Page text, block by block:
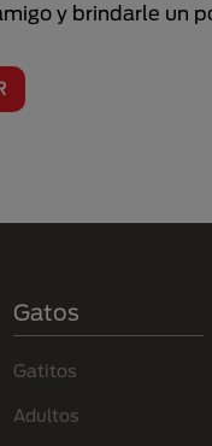
y brindarle un
Gatos
Gatitos
Adultos